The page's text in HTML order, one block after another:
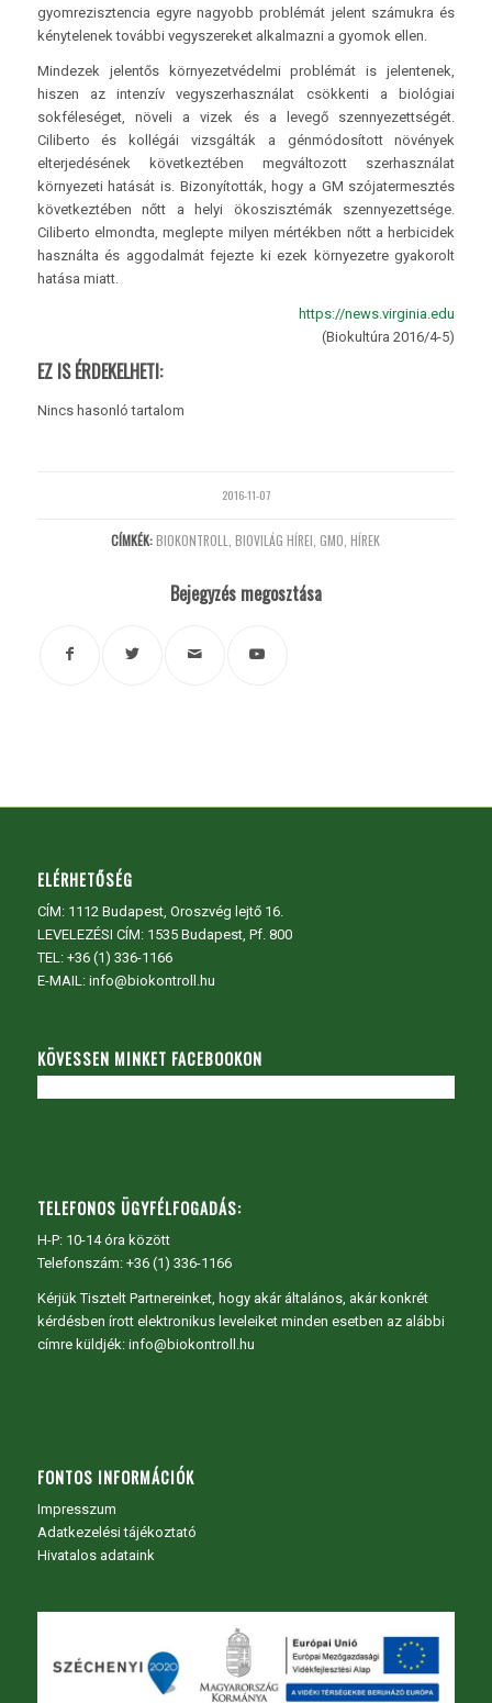
gyomrezisztencia egyre nagyobb problémát jelent számukra és
kénytelenek további vegyszereket alkalmazni a gyomok ellen.
Mindezek jelentős környezetvédelmi problémát is jelentenek,
hiszen az intenzív vegyszerhasználat csökkenti a biológiai
sokféleséget, növeli a vizek és a levegő szennyezettségét.
Ciliberto és kollégái vizsgálták a génmódosított növények
elterjedésének következtében megváltozott szerhasználat
környezeti hatását is. Bizonyították, hogy a GM szójatermesztés
következtében nőtt a helyi ökoszisztémák szennyezettsége.
Ciliberto elmondta, meglepte milyen mértékben nőtt a herbicidek
használta és aggodalmát fejezte ki ezek környezetre gyakorolt
hatása miatt.
https://news.virginia.edu
(Biokultúra 2016/4-5)
EZ IS ÉRDEKELHETI:
Nincs hasonló tartalom
2016-11-07
CÍMKÉK: BIOKONTROLL, BIOVILÁG HÍREI, GMO, HÍREK
Bejegyzés megosztása
ELÉRHETŐSÉG
CÍM: 1112 Budapest, Oroszvég lejtő 16.
LEVELEZÉSI CÍM: 1535 Budapest, Pf. 800
TEL: +36 (1) 336-1166
E-MAIL: info@biokontroll.hu
KÖVESSEN MINKET FACEBOOKON
TELEFONOS ÜGYFÉLFOGADÁS:
H-P: 10-14 óra között
Telefonszám: +36 (1) 336-1166
Kérjük Tisztelt Partnereinket, hogy akár általános, akár konkrét
kérdésben írott elektronikus leveleiket minden esetben az alábbi
címre küldjék: info@biokontroll.hu
FONTOS INFORMÁCIÓK
Impresszum
Adatkezelési tájékoztató
Hivatalos adataink